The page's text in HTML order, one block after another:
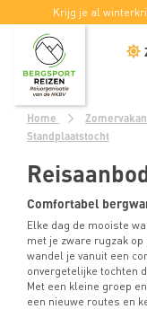
Krijg je al
Home
Standplaatstocht
Comfortabel
Elke dag de mooiste
met je zware rugzak
wandel je vanuit een
onvergetelijke tochten
Met een kleine groep
een nieuwe routes en